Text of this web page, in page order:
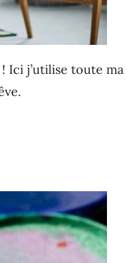
Ici j’utilise toute ma